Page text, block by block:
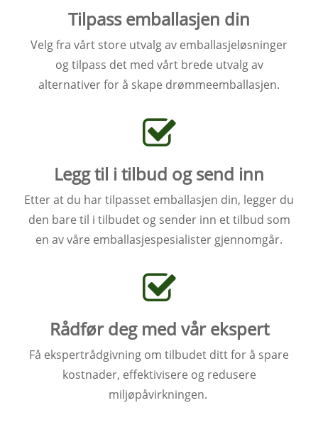
Tilpass emballasjen din
Velg fra vårt store utvalg av emballasjeløsninger
og tilpass det med vårt brede utvalg av
alternativer for å skape drømmeemballasjen.
Legg til i tilbud og send inn
Etter at du har tilpasset emballasjen din, legger du
den bare til i tilbudet og sender inn et tilbud som
en av våre emballasjespesialister gjennomgår.
Rådfør deg med vår ekspert
Få ekspertrådgivning om tilbudet ditt for å spare
kostnader, effektivisere og redusere
miljøpåvirkningen.